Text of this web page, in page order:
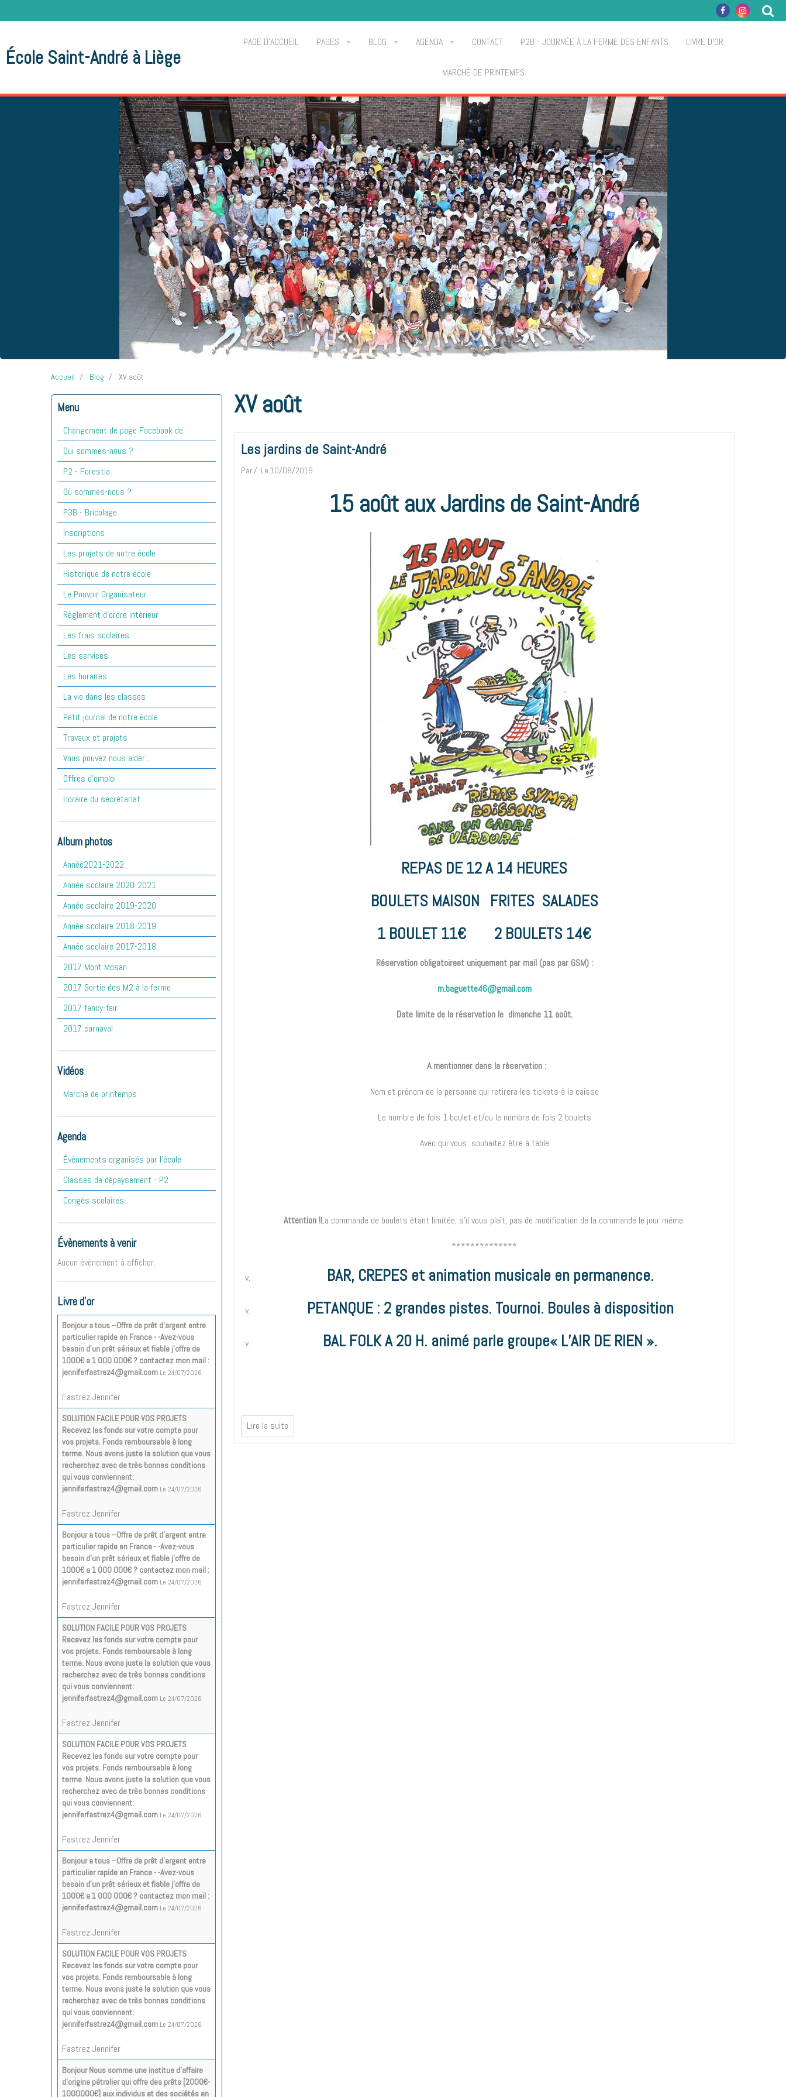
École Saint-André à Liège
PAGE D'ACCUEIL PAGES BLOG AGENDA CONTACT P2B - JOURNÉE À LA FERME DES ENFANTS LIVRE D'OR
MARCHÉ DE PRINTEMPS
Accueil Blog XV août
XV août
Les jardins de Saint-André
Par Le 10/08/2019
15 août aux Jardins de Saint-André
REPAS DE 12 A 14 HEURES
BOULETS MAISON FRITES SALADES
1 BOULET 11€ 2 BOULETS 14€
Réservation obligatoireet uniquement par mail (pas par GSM) :
m.baguette46@gmail.com
Date limite de la réservation le dimanche 11 août.
A mentionner dans la réservation :
Nom et prénom de la personne qui retirera les tickets à la caisse
Le nombre de fois 1 boulet et/ou le nombre de fois 2 boulets
Avec qui vous souhaitez être à table
Attention !La commande de boulets étant limitée, s’il vous plaît, pas de modification de la commande le jour même.
**************
BAR, CREPES et animation musicale en permanence.
PETANQUE : 2 grandes pistes. Tournoi. Boules à disposition
BAL FOLK A 20 H. animé parle groupe« L’AIR DE RIEN ».
Lire la suite
Menu
Changement de page Facebook de
Qui sommes-nous ?
P2 - Forestia
Où sommes-nous ?
P3B - Bricolage
Inscriptions
Les projets de notre école
Historique de notre école
Le Pouvoir Organisateur
Règlement d'ordre intérieur
Les frais scolaires
Les services
Les horaires
La vie dans les classes
Petit journal de notre école
Travaux et projets
Vous pouvez nous aider...
Offres d'emploi
Horaire du secrétariat
Album photos
Année2021-2022
Année scolaire 2020-2021
Année scolaire 2019-2020
Année scolaire 2018-2019
Année scolaire 2017-2018
2017 Mont Mosan
2017 Sortie des M2 à la ferme
2017 fancy-fair
2017 carnaval
Vidéos
Marché de printemps
Agenda
Évènements organisés par l'école
Classes de dépaysement - P2
Congés scolaires
Évènements à venir
Aucun évènement à afficher.
Livre d'or
Bonjour a tous --Offre de prêt d'argent entre
particulier rapide en France - -Avez-vous
besoin d'un prêt sérieux et fiable j'offre de
1000€ a 1 000 000€ ? contactez mon mail :
jenniferfastrez4@gmail.com Le 24/07/2026
Fastrez Jennifer
SOLUTION FACILE POUR VOS PROJETS
Recevez les fonds sur votre compte pour
vos projets. Fonds remboursable à long
terme. Nous avons juste la solution que vous
recherchez avec de très bonnes conditions
qui vous conviennent:
jenniferfastrez4@gmail.com Le 24/07/2026
Fastrez Jennifer
Bonjour a tous --Offre de prêt d'argent entre
particulier rapide en France - -Avez-vous
besoin d'un prêt sérieux et fiable j'offre de
1000€ a 1 000 000€ ? contactez mon mail :
jenniferfastrez4@gmail.com Le 24/07/2026
Fastrez Jennifer
SOLUTION FACILE POUR VOS PROJETS
Recevez les fonds sur votre compte pour
vos projets. Fonds remboursable à long
terme. Nous avons juste la solution que vous
recherchez avec de très bonnes conditions
qui vous conviennent:
jenniferfastrez4@gmail.com Le 24/07/2026
Fastrez Jennifer
SOLUTION FACILE POUR VOS PROJETS
Recevez les fonds sur votre compte pour
vos projets. Fonds remboursable à long
terme. Nous avons juste la solution que vous
recherchez avec de très bonnes conditions
qui vous conviennent:
jenniferfastrez4@gmail.com Le 24/07/2026
Fastrez Jennifer
Bonjour a tous --Offre de prêt d'argent entre
particulier rapide en France - -Avez-vous
besoin d'un prêt sérieux et fiable j'offre de
1000€ a 1 000 000€ ? contactez mon mail :
jenniferfastrez4@gmail.com Le 24/07/2026
Fastrez Jennifer
SOLUTION FACILE POUR VOS PROJETS
Recevez les fonds sur votre compte pour
vos projets. Fonds remboursable à long
terme. Nous avons juste la solution que vous
recherchez avec de très bonnes conditions
qui vous conviennent:
jenniferfastrez4@gmail.com Le 24/07/2026
Fastrez Jennifer
Bonjour Nous somme une institue d’affaire
d’origine pétrolier qui offre des prêts [2000€-
1000000€] aux individus et des sociétés en